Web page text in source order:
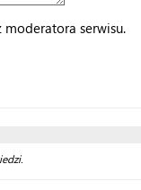
serwisu.